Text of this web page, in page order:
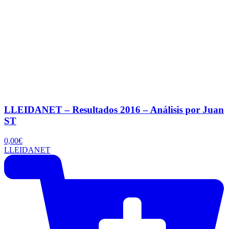
LLEIDANET – Resultados 2016 – Análisis por Juan
ST
0,00€
LLEIDANET